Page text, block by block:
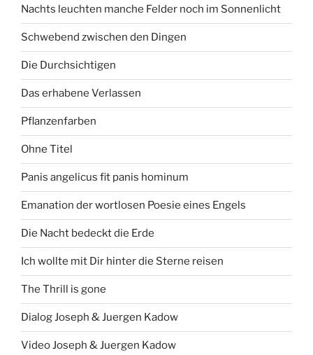
Nachts leuchten manche Felder noch im Sonnenlicht
Schwebend zwischen den Dingen
Die Durchsichtigen
Das erhabene Verlassen
Pflanzenfarben
Ohne Titel
Panis angelicus fit panis hominum
Emanation der wortlosen Poesie eines Engels
Die Nacht bedeckt die Erde
Ich wollte mit Dir hinter die Sterne reisen
The Thrill is gone
Dialog Joseph & Juergen Kadow
Video Joseph & Juergen Kadow